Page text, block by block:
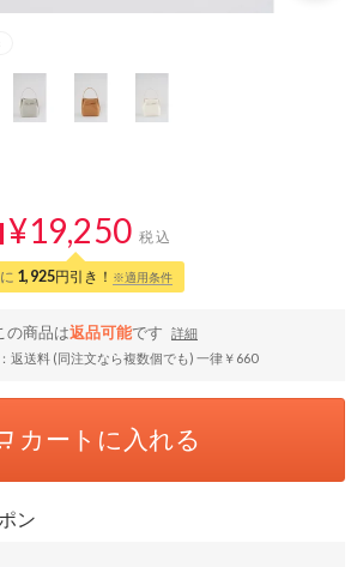
¥19,250 税込
1,925円引き！ ※適用条件
の商品は返品可能です
詳細
返送料 (同注文なら複数個でも) 一律￥660
カートに入れる
ン